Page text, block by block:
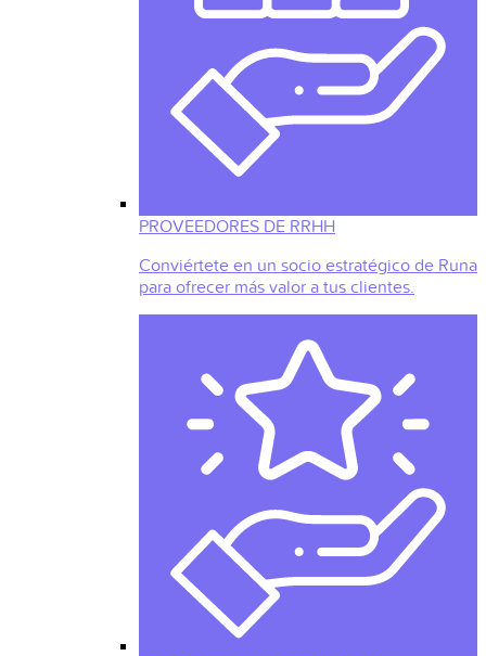
PROVEEDORES DE RRHH
Conviértete en un socio estratégico de Runa
para ofrecer más valor a tus clientes.